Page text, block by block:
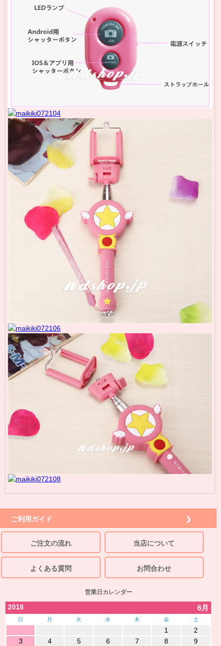
ご利用ガイド
ご注文の流れ 当店について
よくある質問 お問合わせ
営業日カレンダー
2018 6月
日 月 火 水 木 金 土
1
2
3
4 5 6 7 8 9